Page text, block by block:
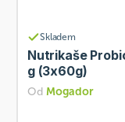
Skladem
Nutrikaše
g (3x60g)
Od Mogador